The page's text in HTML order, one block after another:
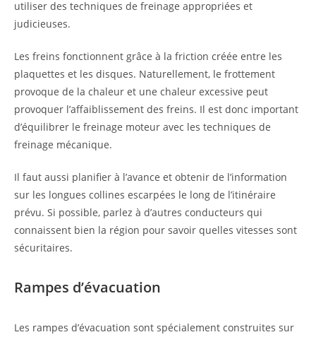
utiliser des techniques de freinage appropriées et
judicieuses.
Les freins fonctionnent grâce à la friction créée entre les
plaquettes et les disques. Naturellement, le frottement
provoque de la chaleur et une chaleur excessive peut
provoquer l’affaiblissement des freins. Il est donc important
d’équilibrer le freinage moteur avec les techniques de
freinage mécanique.
Il faut aussi planifier à l’avance et obtenir de l’information
sur les longues collines escarpées le long de l’itinéraire
prévu. Si possible, parlez à d’autres conducteurs qui
connaissent bien la région pour savoir quelles vitesses sont
sécuritaires.
Rampes d’évacuation
Les rampes d’évacuation sont spécialement construites sur